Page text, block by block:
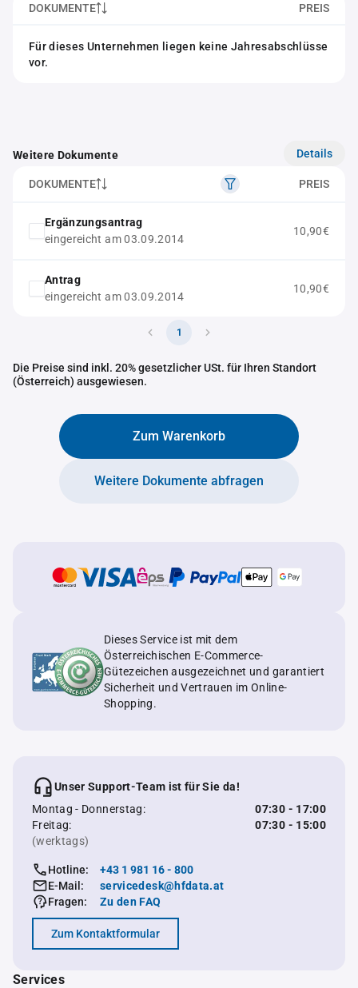
DOKUMENTE PREIS
Für dieses Unternehmen liegen keine Jahresabschlüsse
vor.
Weitere Dokumente Details
DOKUMENTE PREIS
Ergänzungsantrag
eingereicht am 03.09.2014
10,90€
Antrag
eingereicht am 03.09.2014
10,90€
1
Die Preise sind inkl. 20% gesetzlicher USt. für Ihren Standort
(Österreich) ausgewiesen.
Zum Warenkorb
Weitere Dokumente abfragen
Dieses Service ist mit dem
Österreichischen E-Commerce-
Gütezeichen ausgezeichnet und garantiert
Sicherheit und Vertrauen im Online-
Shopping.
Unser Support-Team ist für Sie da!
Montag - Donnerstag:
07:30 - 17:00
Freitag:
07:30 - 15:00
(werktags)
Hotline:
+43 1 981 16 - 800
E-Mail:
servicedesk@hfdata.at
Fragen:
Zu den FAQ
Zum Kontaktformular
Services